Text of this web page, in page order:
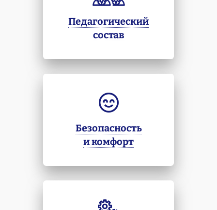
Педагогический
состав
Безопасность
и комфорт